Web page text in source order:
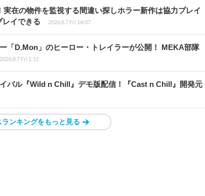
実在の物件を監視する間違い探しホラー新作は協力プレイ
レイできる
2026.8.7 Fri 14:07
「D.Mon」のヒーロー・トレイラーが公開！ MEKA部隊
2026.8.7 Fri 1:15
バル『Wild n Chill』デモ版配信！『Cast n Chill』開発元
ランキングをもっと見る